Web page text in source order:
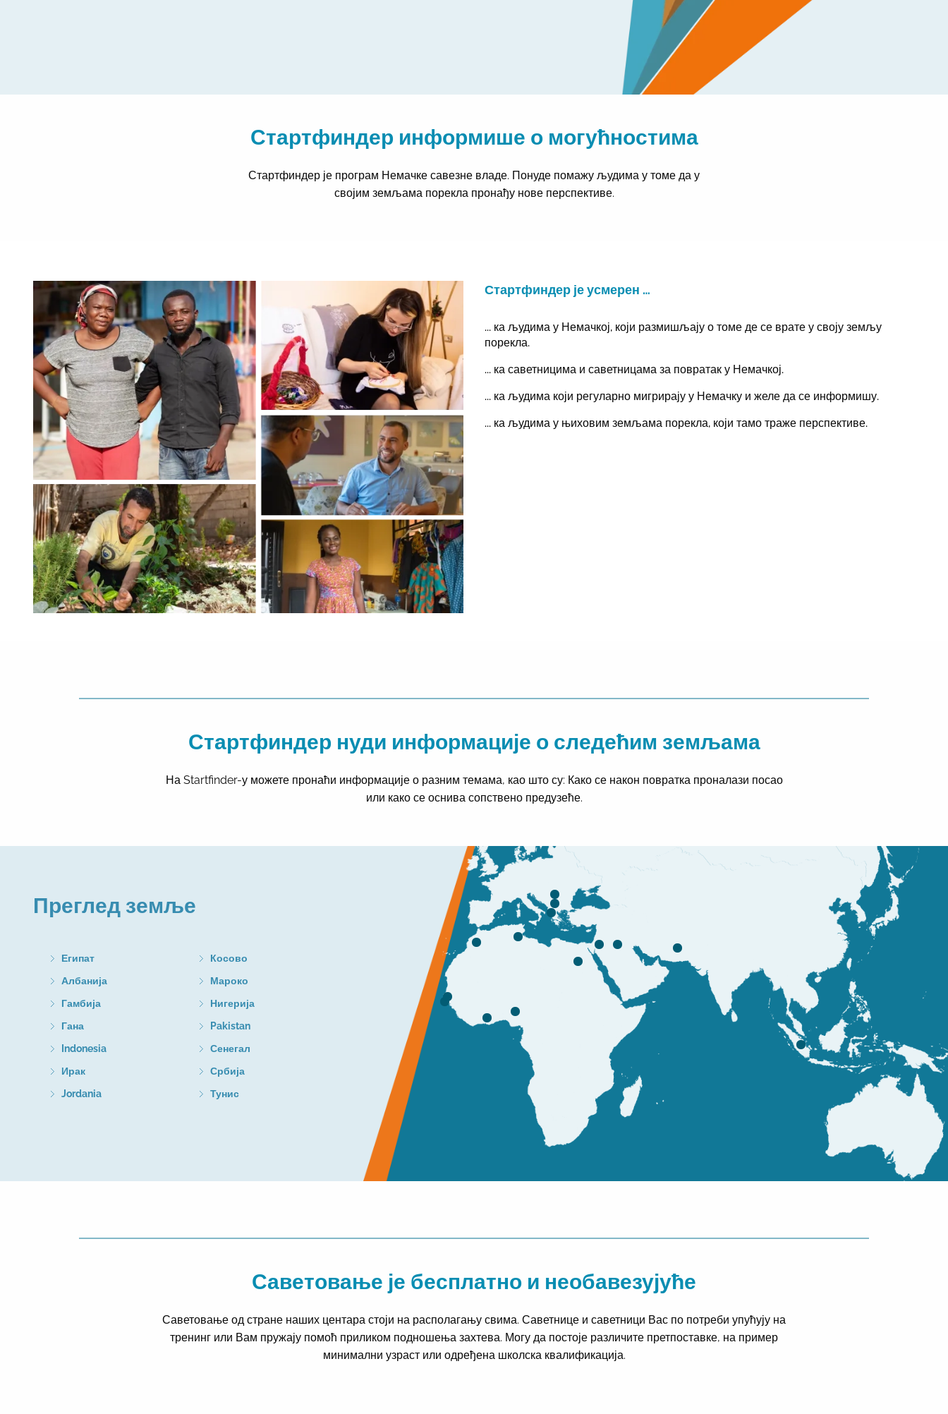
Стартфиндер информише о могућностима
Стартфиндер је програм Немачке савезне владе. Понуде помажу људима у томе да у
својим земљама порекла пронађу нове перспективе.
Стартфиндер је усмерен …
... ка људима у Немачкој, који размишљају о томе де се врате у своју земљу
порекла.
... ка саветницима и саветницама за повратак у Немачкој.
... ка људима који регуларно мигрирају у Немачку и желе да се информишу.
... ка људима у њиховим земљама порекла, који тамо траже перспективе.
Стартфиндер нуди информације о следећим земљама
На Startfinder-у можете пронаћи информације о разним темама, као што су: Како се након повратка проналази посао
или како се оснива сопствено предузеће.
Преглед земље
Египат
Албанија
Гамбија
Гана
Indonesia
Ирак
Jordania
Косово
Мароко
Нигерија
Pakistan
Сенегал
Србија
Тунис
Саветовање је бесплатно и необавезујуће
Саветовање од стране наших центара стоји на располагању свима. Саветнице и саветници Вас по потреби упућују на
тренинг или Вам пружају помоћ приликом подношења захтева. Могу да постоје различите претпоставке, на пример
минимални узраст или одређена школска квалификација.